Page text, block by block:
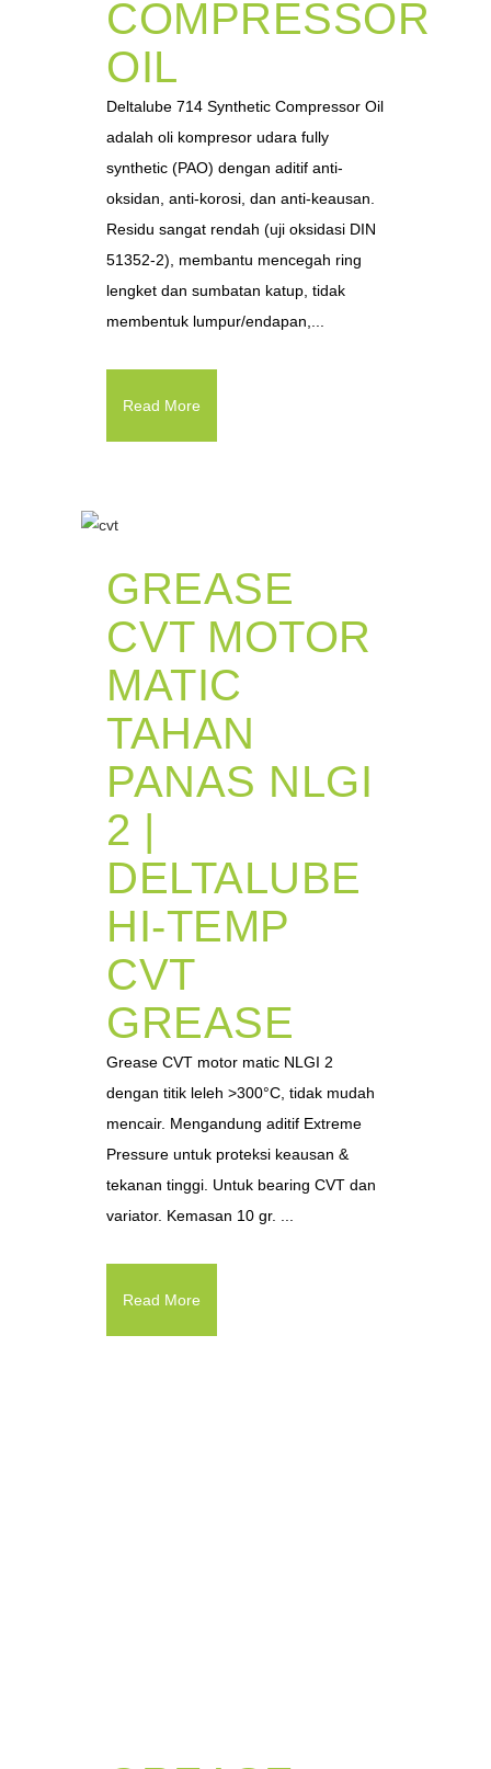
COMPRESSOR
OIL
Deltalube 714 Synthetic Compressor Oil
adalah oli kompresor udara fully
synthetic (PAO) dengan aditif anti-
oksidan, anti-korosi, dan anti-keausan.
Residu sangat rendah (uji oksidasi DIN
51352-2), membantu mencegah ring
lengket dan sumbatan katup, tidak
membentuk lumpur/endapan,...
Read More
GREASE
CVT MOTOR
MATIC
TAHAN
PANAS NLGI
2 |
DELTALUBE
HI-TEMP
CVT
GREASE
Grease CVT motor matic NLGI 2
dengan titik leleh >300°C, tidak mudah
mencair. Mengandung aditif Extreme
Pressure untuk proteksi keausan &
tekanan tinggi. Untuk bearing CVT dan
variator. Kemasan 10 gr. ...
Read More